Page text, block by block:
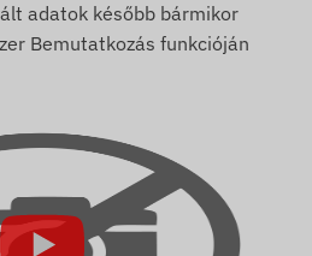
adatok később bármikor
Bemutatkozás funkcióján